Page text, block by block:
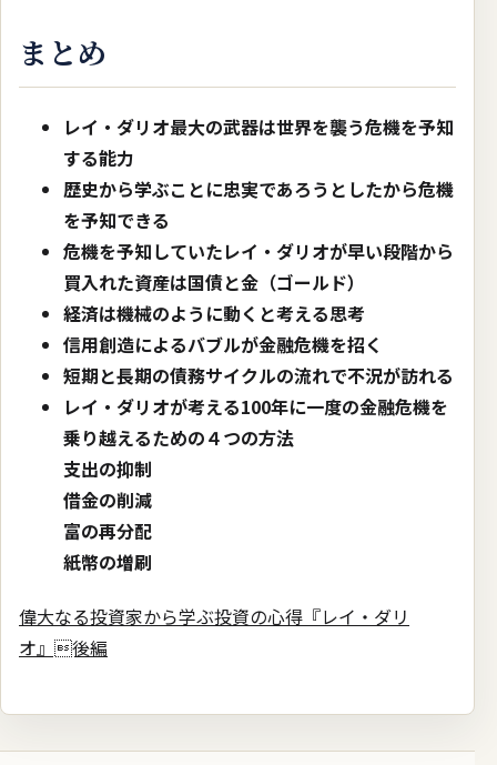
まとめ
レイ・ダリオ最大の武器は世界を襲う危機を予知
する能力
歴史から学ぶことに忠実であろうとしたから危機
を予知できる
危機を予知していたレイ・ダリオが早い段階から
買入れた資産は国債と金（ゴールド）
経済は機械のように動くと考える思考
信用創造によるバブルが金融危機を招く
短期と長期の債務サイクルの流れで不況が訪れる
レイ・ダリオが考える100年に一度の金融危機を
乗り越えるための４つの方法
支出の抑制
借金の削減
富の再分配
紙幣の増刷
偉大なる投資家から学ぶ投資の心得『レイ・ダリ
オ』後編